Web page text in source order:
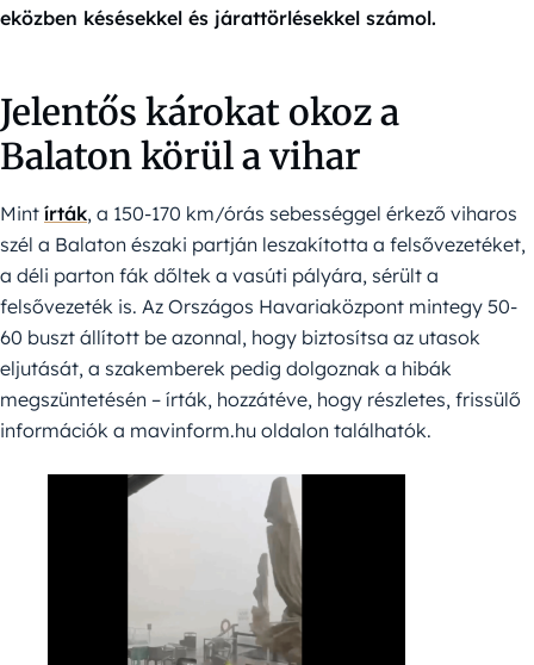
eközben késésekkel és járattörlésekkel számol.
Jelentős károkat okoz a
Balaton körül a vihar
Mint írták, a 150-170 km/órás sebességgel érkező viharos
szél a Balaton északi partján leszakította a felsővezetéket,
a déli parton fák dőltek a vasúti pályára, sérült a
felsővezeték is. Az Országos Havariaközpont mintegy 50-
60 buszt állított be azonnal, hogy biztosítsa az utasok
eljutását, a szakemberek pedig dolgoznak a hibák
megszüntetésén – írták, hozzátéve, hogy részletes, frissülő
információk a mavinform.hu oldalon találhatók.